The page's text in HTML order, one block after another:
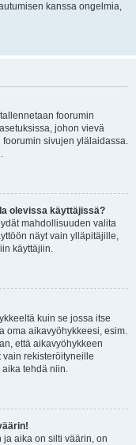
kanssa ongelmia,
foorumin
johon vievä
sivujen ylälaidassa.
olevissa käyttäjissä?
mahdollisuuden valita
näyt vain ylläpitäjille,
käyttäjiin.
kuin se jossa itse
oma aikavyöhykkeesi, esim.
että aikavyöhykkeen
vain rekisteröityneille
aika tehdä niin.
aika on silti väärin, on